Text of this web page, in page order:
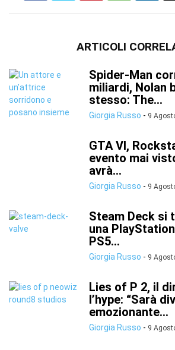
ARTICOLI
Spider-Man
miliardi, Nolan
stesso: The...
Giorgia Russo - 9
GTA VI,
evento mai
avrà...
Giorgia Russo - 9
Steam Deck si
una
PS5...
Giorgia Russo - 9
Lies of P 2, il
l’hype: “Sarà
emozionante...
Giorgia Russo - 9